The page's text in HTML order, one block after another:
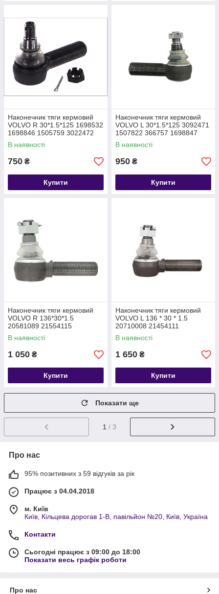
Наконечник тяги кермовий
VOLVO R 30*1.5*125 1698532
1698846 1505759 3022472
6884002 1507823 85114148
3090727
В наявності
750 ₴
Купити
Наконечник тяги кермовий
VOLVO L 30*1.5*125 3092471
1507822 366757 1698847
1505758 1698533 6884001
6884001 6884001
В наявності
950 ₴
Купити
Наконечник тяги кермовий
VOLVO R 136*30*1.5
20581089 21554115
В наявності
1 050 ₴
Купити
Наконечник тяги кермовий
VOLVO L 136 * 30 * 1.5
20710008 21454111
В наявності
1 650 ₴
Купити
Показати ще
1 / 3
Про нас
95% позитивних з 59 відгуків за рік
Працює з 04.04.2018
м. Київ
Київ, Кільцева дорогав 1-В, павільйон №20, Київ, Україна
Контакти
Сьогодні працює з 09:00 до 18:00
Показати весь графік роботи
Про нас